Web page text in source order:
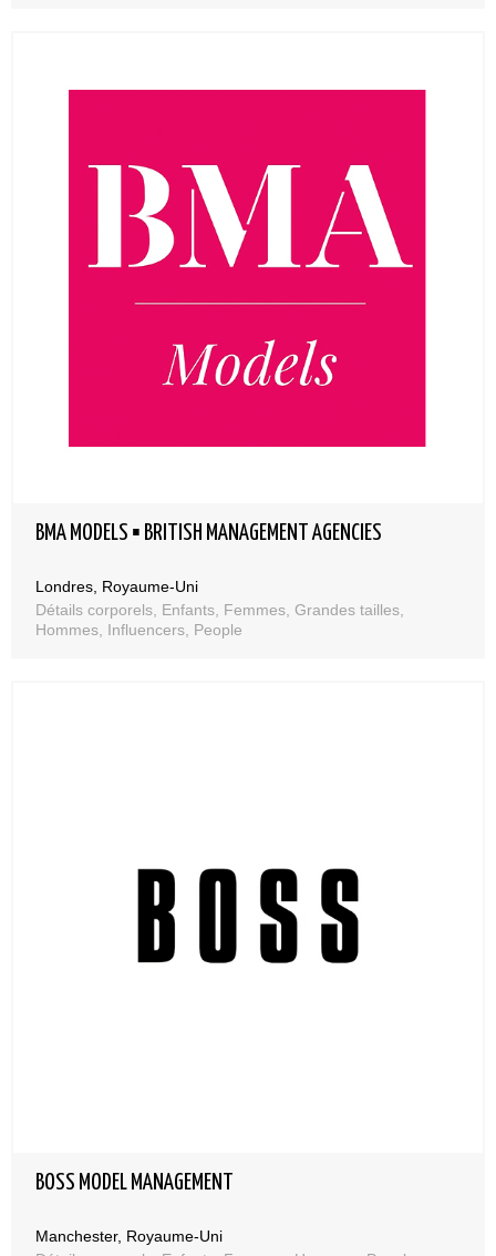
BMA MODELS ▪ BRITISH MANAGEMENT AGENCIES
Londres, Royaume-Uni
Détails corporels, Enfants, Femmes, Grandes tailles,
Hommes, Influencers, People
BOSS MODEL MANAGEMENT
Manchester, Royaume-Uni